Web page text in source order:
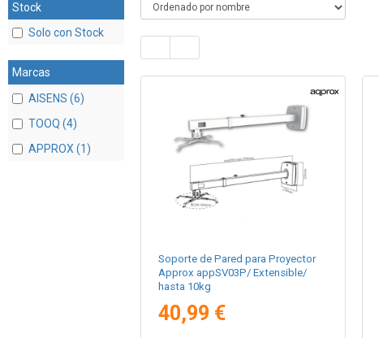
Stock
Solo con Stock
Marcas
AISENS (6)
TOOQ (4)
APPROX (1)
Soporte de Pared para Proyector
Approx appSV03P/ Extensible/
hasta 10kg
40,99 €